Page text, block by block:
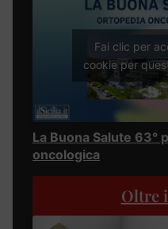
Fai clic per
cookie per
La Buona Salute 63°
oncologica
Oltre